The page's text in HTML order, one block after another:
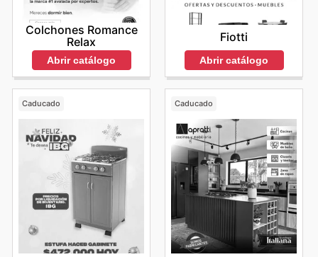
Colchones Romance
Relax
Abrir catálogo
Fiotti
Abrir catálogo
Caducado Caducado